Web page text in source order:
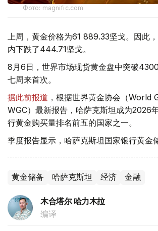
Фото: magnific.com
上周，黄金价格为61 889.33坚戈。因此
内下跌了444.71坚戈。
8月6日，世界市场现货黄金盘中突破
七周来首次。
据此前报道 ，根据世界黄金协会（World
WGC）最新报告，哈萨克斯坦成为2026
行黄金购买量排名前五的国家之一。
季度报告显示，哈萨克斯坦国家银行黄金
黄金储备 哈萨克斯坦 经济 金融
木合塔尔 哈力木拉
编译